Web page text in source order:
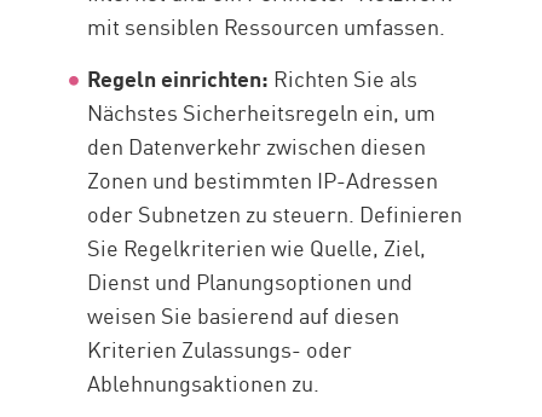
mit sensiblen Ressourcen umfassen.
Regeln einrichten: Richten Sie als
Nächstes Sicherheitsregeln ein, um
den Datenverkehr zwischen diesen
Zonen und bestimmten IP-Adressen
oder Subnetzen zu steuern. Definieren
Sie Regelkriterien wie Quelle, Ziel,
Dienst und Planungsoptionen und
weisen Sie basierend auf diesen
Kriterien Zulassungs- oder
Ablehnungsaktionen zu.